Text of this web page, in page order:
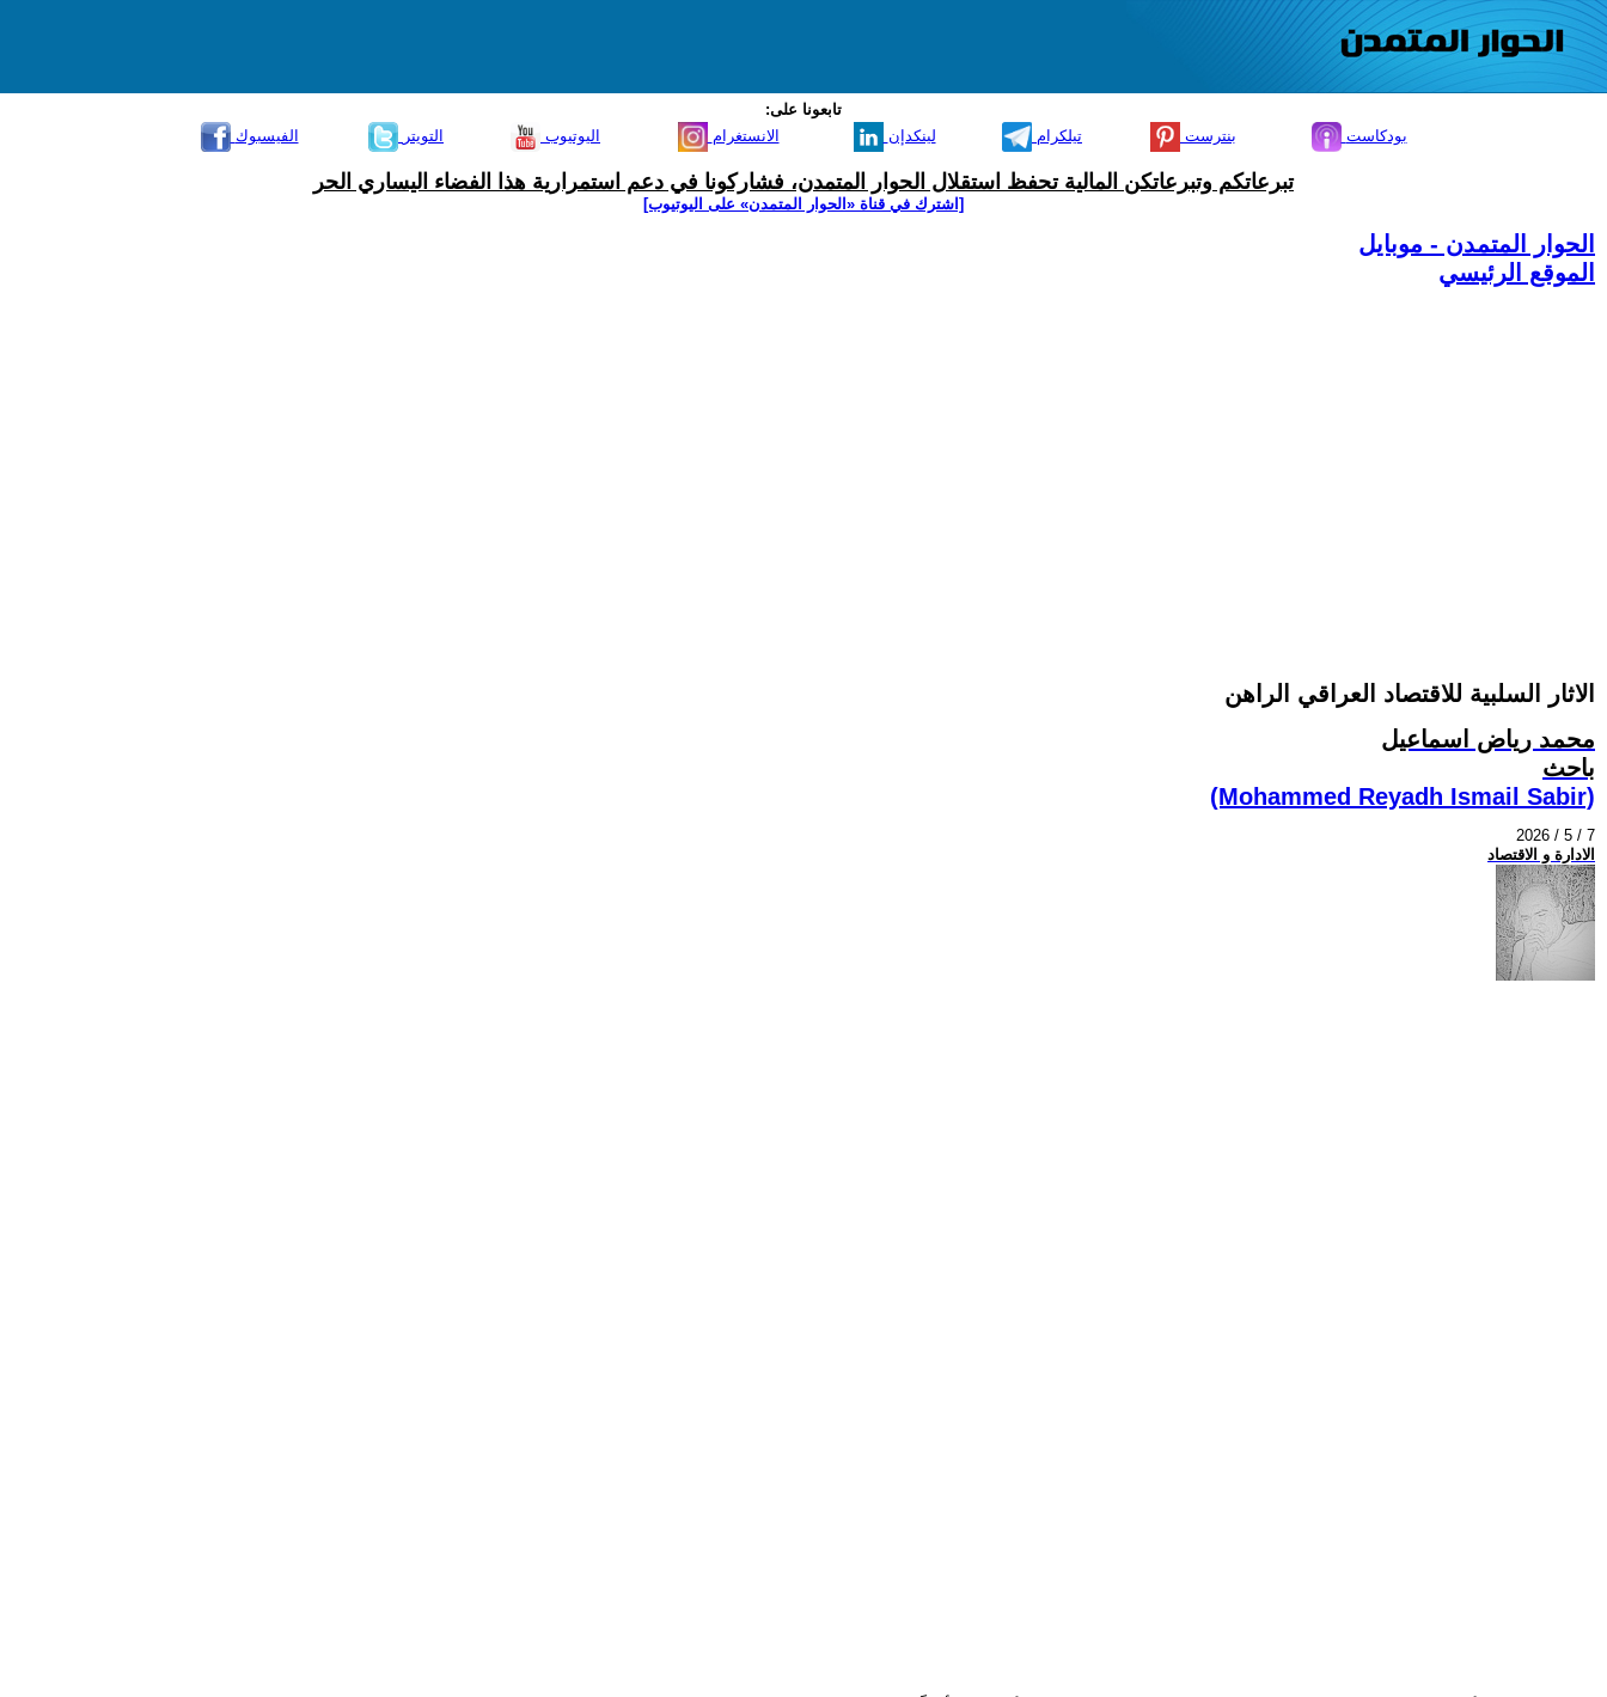
تابعونا على:
الفيسبوك
التويتر اليوتيوب الانستغرام لينكدإن تيلكرام بنترست بودكاست
تبرعاتكم وتبرعاتكن المالية تحفظ استقلال الحوار المتمدن، فشاركونا في دعم استمرارية هذا الفضاء اليساري الحر
[اشترك في قناة ‫«الحوار المتمدن» على اليوتيوب]
الحوار المتمدن - موبايل
الموقع الرئيسي
الاثار السلبية للاقتصاد العراقي الراهن
محمد رياض اسماعيل
باحث
(Mohammed Reyadh Ismail Sabir)
2026 / 5 / 7
الادارة و الاقتصاد